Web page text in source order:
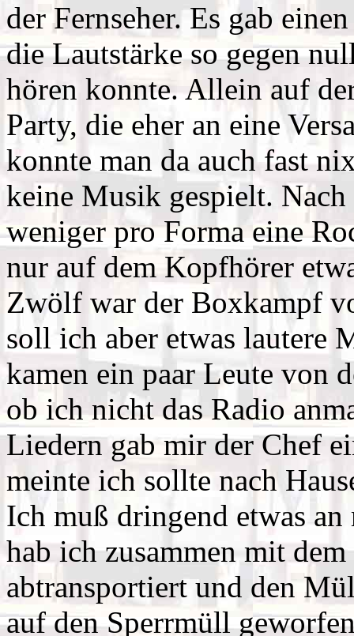
der Fernseher. Es gab
die Lautstärke so gegen
hören konnte. Allein auf
Party, die eher an eine
konnte man da auch fast
keine Musik gespielt.
weniger pro Forma eine
nur auf dem Kopfhörer
Zwölf war der Boxkampf
soll ich aber etwas lautere
kamen ein paar Leute von
ob ich nicht das Radio
Liedern gab mir der Chef
meinte ich sollte nach
Ich muß dringend etwas
hab ich zusammen mit
abtransportiert und den
auf den Sperrmüll